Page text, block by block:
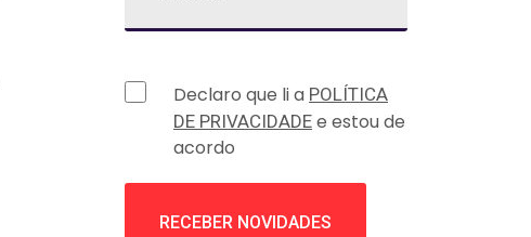
Declaro que li a POLÍTICA
DE PRIVACIDADE e estou de
acordo